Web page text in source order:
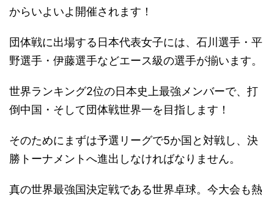
からいよいよ開催されます！
団体戦に出場する日本代表女子には、石川選手・平
野選手・伊藤選手などエース級の選手が揃います。
世界ランキング2位の日本史上最強メンバーで、打
倒中国・そして団体戦世界一を目指します！
そのためにまずは予選リーグで5か国と対戦し、決
勝トーナメントへ進出しなければなりません。
真の世界最強国決定戦である世界卓球。今大会も熱